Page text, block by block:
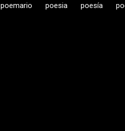
poemario poesia poesía